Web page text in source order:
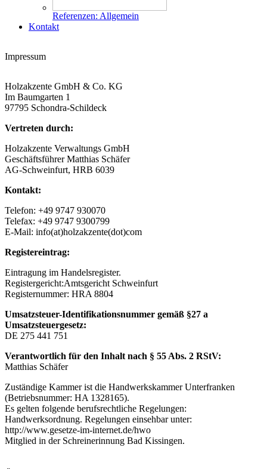
Referenzen: Allgemein
Kontakt
Impressum
Holzakzente GmbH & Co. KG
Im Baumgarten 1
97795 Schondra-Schildeck
Vertreten durch:
Holzakzente Verwaltungs GmbH
Geschäftsführer Matthias Schäfer
AG-Schweinfurt, HRB 6039
Kontakt:
Telefon: +49 9747 930070
Telefax: +49 9747 9300799
E-Mail: info(at)holzakzente(dot)com
Registereintrag:
Eintragung im Handelsregister.
Registergericht:Amtsgericht Schweinfurt
Registernummer: HRA 8804
Umsatzsteuer-Identifikationsnummer gemäß §27 a
Umsatzsteuergesetz:
DE 275 441 751
Verantwortlich für den Inhalt nach § 55 Abs. 2 RStV:
Matthias Schäfer
Zuständige Kammer ist die Handwerkskammer Unterfranken
(Betriebsnummer: HA 1328165).
Es gelten folgende berufsrechtliche Regelungen:
Handwerksordnung. Regelungen einsehbar unter:
http://www.gesetze-im-internet.de/hwo
Mitglied in der Schreinerinnung Bad Kissingen.